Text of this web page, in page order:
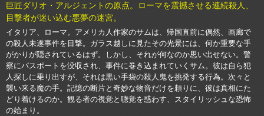
巨匠ダリオ・アルジェントの原点。ローマを震撼させる連続殺人、
目撃者が迷い込む悪夢の迷宮。
イタリア、ローマ。アメリカ人作家のサムは、帰国直前に偶然、画廊で
の殺人未遂事件を目撃。ガラス越しに見たその光景には、何か重要な手
がかりが隠されているはず。しかし、それが何なのか思い出せない。警
察にパスポートを没収され、事件に巻き込まれていくサム。彼は自ら犯
人探しに乗り出すが、それは黒い手袋の殺人鬼を挑発する行為。次々と
襲い来る魔の手。記憶の断片と奇妙な物音だけを頼りに、彼は真相にた
どり着けるのか。観る者の視覚と聴覚を惑わす、スタイリッシュな恐怖
の始まり。